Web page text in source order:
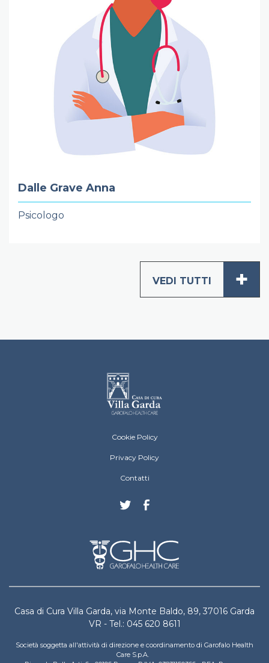
Dalle Grave Anna
Psicologo
VEDI TUTTI +
Villa Garda Footer menu
Cookie Policy
Privacy Policy
Contatti
Casa di Cura Villa Garda, via Monte Baldo, 89, 37016 Garda
VR - Tel.: 045 620 8611
Società soggetta all'attività di direzione e coordinamento di Garofalo Health
Care S.p.A.